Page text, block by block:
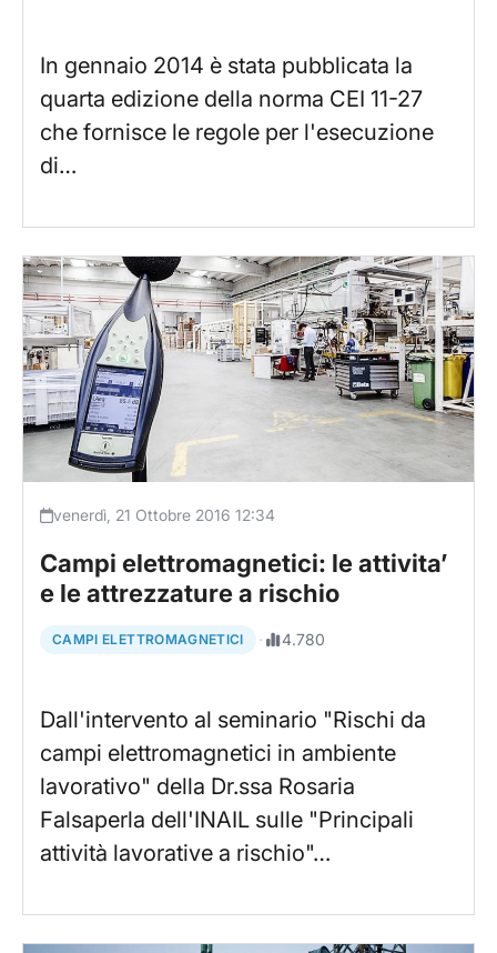
In gennaio 2014 è stata pubblicata la
quarta edizione della norma CEI 11-27
che fornisce le regole per l'esecuzione
di…
venerdì, 21 Ottobre 2016 12:34
Campi elettromagnetici: le attivita’
e le attrezzature a rischio
CAMPI ELETTROMAGNETICI · 4.780
Dall'intervento al seminario "Rischi da
campi elettromagnetici in ambiente
lavorativo" della Dr.ssa Rosaria
Falsaperla dell'INAIL sulle "Principali
attività lavorative a rischio"…